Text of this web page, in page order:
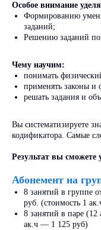
Особое внимание
Формированию
заданий;
Решению заданий
Чему научим:
понимать
применять законы и
решать задания и
Вы систематизируете
кодификатора. Самые
Результат вы сможете
Абонемент на
8 занятий в группе
руб. (стоимость 1
8 занятий в паре
ак.ч — 1 125 руб)
У нас
-до